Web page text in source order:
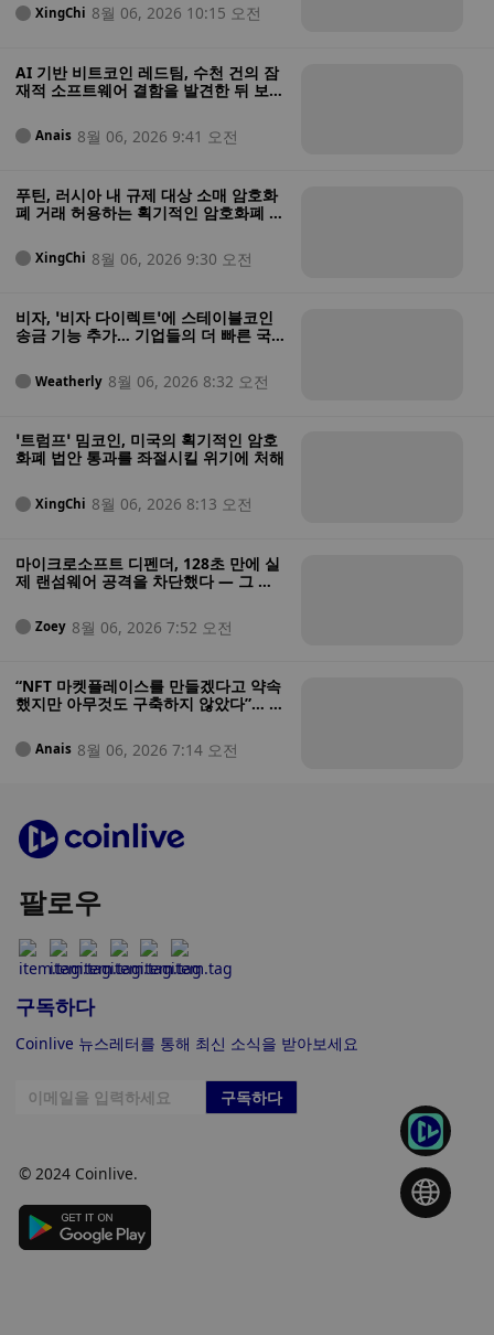
XingChi 8월 06, 2026 10:15 오전
AI 기반 비트코인 레드팀, 수천 건의 잠
재적 소프트웨어 결함을 발견한 뒤 보안
Anais 8월 06, 2026 9:41 오전
푸틴, 러시아 내 규제 대상 소매 암호화
폐 거래 허용하는 획기적인 암호화폐 법
XingChi 8월 06, 2026 9:30 오전
비자, ‘비자 다이렉트’에 스테이블코인
송금 기능 추가… 기업들의 더 빠른 국
Weatherly 8월 06, 2026 8:32 오전
‘트럼프’ 밈코인, 미국의 획기적인 암호
화폐 법안 통과를 좌절시킬 위기에 처해
XingChi 8월 06, 2026 8:13 오전
마이크로소프트 디펜더, 128초 만에 실
제 랜섬웨어 공격을 차단했다 — 그 과
Zoey 8월 06, 2026 7:52 오전
“NFT 마켓플레이스를 만들겠다고 약속
했지만 아무것도 구축하지 않았다”… 미
혐의를 받는 NFT 창업자 기소
Anais 8월 06, 2026 7:14 오전
팔로우
구독하다
Coinlive 뉴스레터를 통해 최신 소식을 받아보세요
구독하다
© 2024 Coinlive.